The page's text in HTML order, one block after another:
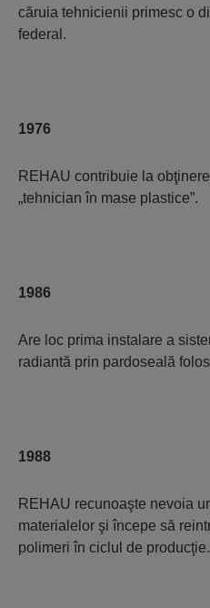
căruia tehnicienii primesc o
federal.
1976
REHAU contribuie la
„tehnician în mase plastice”.
1986
Are loc prima instalare a
radiantă prin pardoseală
1988
REHAU recunoaşte nevoia
materialelor şi începe să
polimeri în ciclul de producţie.